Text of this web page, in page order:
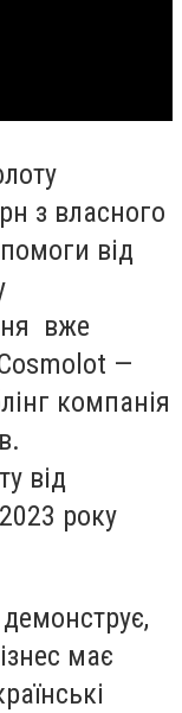
з власного
від
вже
—
компанія
від
року
має